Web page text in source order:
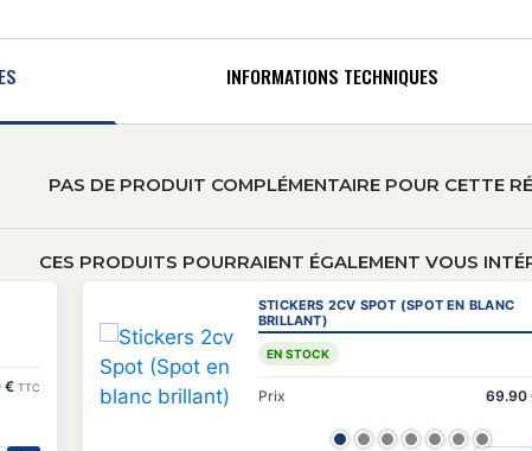
INFORMATIONS TECHNIQUES
PAS DE PRODUIT COMPLÉMENTAIRE POUR CETTE
CES PRODUITS POURRAIENT ÉGALEMENT VOUS
€ TTC
STICKERS 2CV SPOT (SPOT EN BLANC
BRILLANT)
EN STOCK
Prix 69.90